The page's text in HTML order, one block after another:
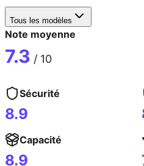
Tous les modèles
Note moyenne
7.3 / 10
Sécurité
8.9
Capacité
8.9